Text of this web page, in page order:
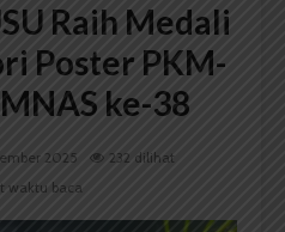
Raih Medali
Poster PKM-
ke-38
2025
232 dilihat
waktu baca